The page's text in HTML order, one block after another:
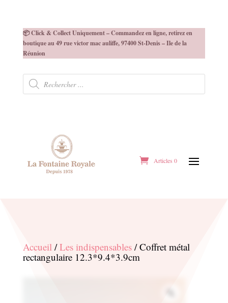
📦 Click & Collect Uniquement – Commandez en ligne, retirez en
boutique au 49 rue victor mac auliffe, 97400 St-Denis – Ile de la
Réunion
Recherche
produits
Articles 0
Accueil/Les indispensables/ Coffret métal
rectangulaire 12.3*9.4*3.9cm